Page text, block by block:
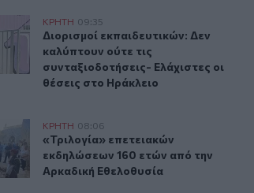
γέφυρας Ξηροποτάμου
Δεν καλύπτουν ούτε τις
ΚΡΗΤΗ 09:35
Διορισμοί εκπαιδευτικών: Δεν
Διορισμοί εκπαιδευτικών: Δεν
καλύπτουν ούτε τις
συνταξιοδοτήσεις- Ελάχιστες οι
θέσεις στο Ηράκλειο
(βίντεο)
εκδηλώσεων 160 ετών από την
ΚΡΗΤΗ 08:06
«Τριλογία» επετειακών
«Τριλογία» επετειακών
εκδηλώσεων 160 ετών από την
Αρκαδική Εθελοθυσία